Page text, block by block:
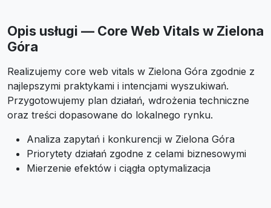
Opis usługi — Core Web Vitals w Zielona
Góra
Realizujemy core web vitals w Zielona Góra zgodnie z
najlepszymi praktykami i intencjami wyszukiwań.
Przygotowujemy plan działań, wdrożenia techniczne
oraz treści dopasowane do lokalnego rynku.
Analiza zapytań i konkurencji w Zielona Góra
Priorytety działań zgodne z celami biznesowymi
Mierzenie efektów i ciągła optymalizacja